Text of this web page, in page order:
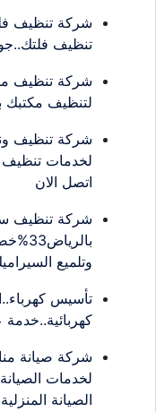
تنظيف
لتنظيف مكتبك بأمان وثقة
اتصل الان
شركة تنظيف
وتلميع
كهربائية..خدمة عملاء7/24بـ
الصيانة المنزلية